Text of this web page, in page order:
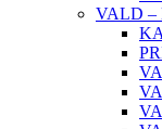
VALD –